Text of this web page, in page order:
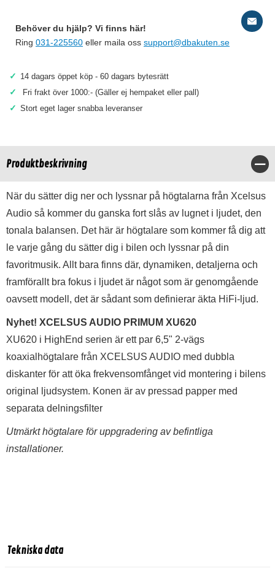
Behöver du hjälp? Vi finns här!
Ring 031-225560 eller maila oss support@dbakuten.se
✓ 14 dagars öppet köp - 60 dagars bytesrätt
✓ Fri frakt över 1000:- (Gäller ej hempaket eller pall)
✓ Stort eget lager snabba leveranser
Produktbeskrivning
När du sätter dig ner och lyssnar på högtalarna från Xcelsus
Audio så kommer du ganska fort slås av lugnet i ljudet, den
tonala balansen. Det här är högtalare som kommer få dig att
le varje gång du sätter dig i bilen och lyssnar på din
favoritmusik. Allt bara finns där, dynamiken, detaljerna och
framförallt bra fokus i ljudet är något som är genomgående
oavsett modell, det är sådant som definierar äkta HiFi-ljud.
Nyhet! XCELSUS AUDIO PRIMUM XU620
XU620 i HighEnd serien är ett par 6,5" 2-vägs
koaxialhögtalare från XCELSUS AUDIO med dubbla
diskanter för att öka frekvensomfånget vid montering i bilens
original ljudsystem. Konen är av pressad papper med
separata delningsfilter
Utmärkt högtalare för uppgradering av befintliga
installationer.
Tekniska data